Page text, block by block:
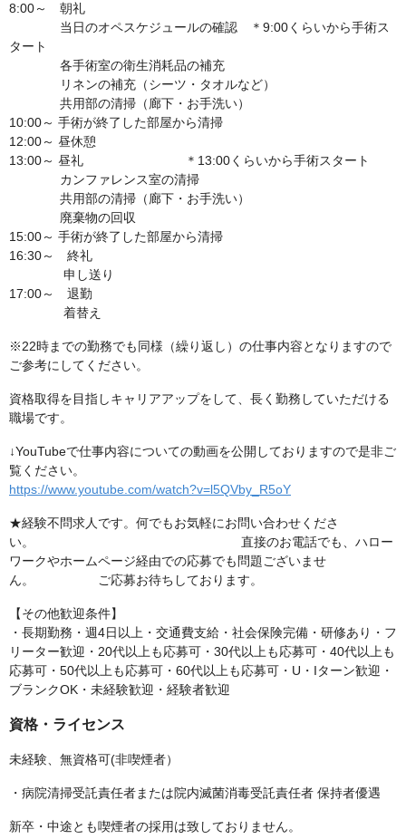
8:00～ 朝礼
当日のオペスケジュールの確認 ＊9:00くらいから手術ス
タート
各手術室の衛生消耗品の補充
リネンの補充（シーツ・タオルなど）
共用部の清掃（廊下・お手洗い）
10:00～ 手術が終了した部屋から清掃
12:00～ 昼休憩
13:00～ 昼礼 ＊13:00くらいから手術スタート
カンファレンス室の清掃
共用部の清掃（廊下・お手洗い）
廃棄物の回収
15:00～ 手術が終了した部屋から清掃
16:30～ 終礼
申し送り
17:00～ 退勤
着替え
※22時までの勤務でも同様（繰り返し）の仕事内容となりますので
ご参考にしてください。
資格取得を目指しキャリアアップをして、長く勤務していただける
職場です。
↓YouTubeで仕事内容についての動画を公開しておりますので是非ご
覧ください。
https://www.youtube.com/watch?v=l5QVby_R5oY
★経験不問求人です。何でもお気軽にお問い合わせくださ
い。 直接のお電話でも、ハロー
ワークやホームページ経由での応募でも問題ございませ
ん。 ご応募お待ちしております。
【その他歓迎条件】
・長期勤務・週4日以上・交通費支給・社会保険完備・研修あり・フ
リーター歓迎・20代以上も応募可・30代以上も応募可・40代以上も
応募可・50代以上も応募可・60代以上も応募可・U・Iターン歓迎・
ブランクOK・未経験歓迎・経験者歓迎
資格・ライセンス
未経験、無資格可(非喫煙者）
・病院清掃受託責任者または院内滅菌消毒受託責任者 保持者優遇
新卒・中途とも喫煙者の採用は致しておりません。